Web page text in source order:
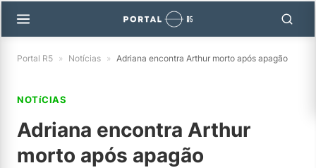
Portal R5 » Notícias » Adriana encontra Arthur morto após apagão
NOTíCIAS
Adriana encontra Arthur
morto após apagão